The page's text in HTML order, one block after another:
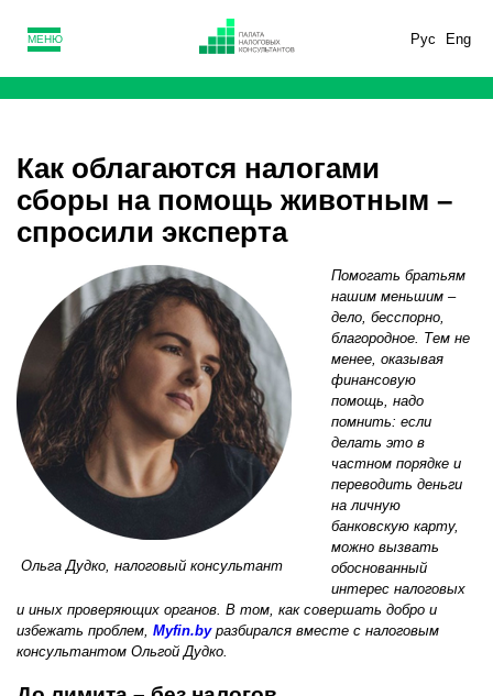
Рус Eng
МЕНЮ
Как облагаются налогами
сборы на помощь животным –
спросили эксперта
Ольга Дудко, налоговый консультант
Помогать братьям
нашим меньшим –
дело, бесспорно,
благородное. Тем не
менее, оказывая
финансовую
помощь, надо
помнить: если
делать это в
частном порядке и
переводить деньги
на личную
банковскую карту,
можно вызвать
обоснованный
интерес налоговых
и иных проверяющих органов. В том, как совершать добро и
избежать проблем, Myfin.byразбирался вместе с налоговым
консультантом Ольгой Дудко.